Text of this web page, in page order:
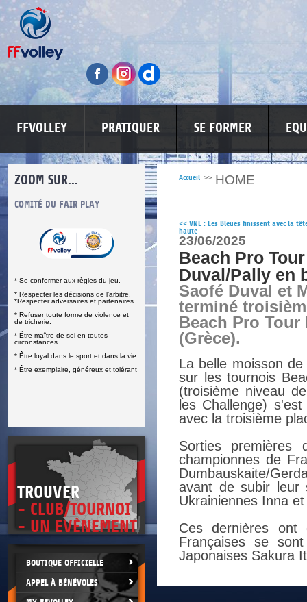
FFVOLLEY PRATIQUER SE FORMER
ZOOM SUR...
COMITÉ DU FAIR PLAY
* Se conformer aux règles du jeu.
* Respecter les décisions de l’arbitre.
*Respecter adversaires et partenaires.
* Refuser toute forme de violence et
de tricherie.
* Être maître de soi en toutes
circonstances.
* Être loyal dans le sport et dans la vie.
* Être exemplaire, généreux et tolérant
LUTTE CONTRE LES VIOLENCES
TROUVER
- CLUB/TOURNOI
- UN EVÈNEMENT
BOUTIQUE OFFICIELLE
APPEL À BÉNÉVOLES
Accueil >> HOME
<< VNL : Les Bleues finissent avec la
haute
23/06/2025
Beach Pro
Duval/Pally en
Saofé Duval et
terminé
Beach Pro
(Grèce).
La belle moisson
sur les tournois
(troisième niveau
les Challenge)
avec la troisième
Sorties
championnes de
Dumbauskaite/
avant de subir leur
Ukrainiennes Inna
Ces dernières
Françaises se
Japonaises Sakura